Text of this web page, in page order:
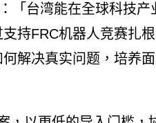
「台湾能在全球科技产
持FRC机器人竞赛扎
解决真实问题，培养